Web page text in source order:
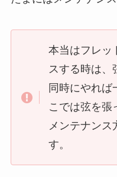
本当はフレッ
スする時は、
同時にやれば
こでは弦を張
メンテナンス
す。